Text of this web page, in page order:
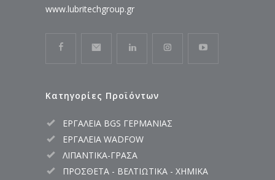
www.lubritechgroup.gr
Κατηγορίες Προϊόντων
ΕΡΓΑΛΕΙΑ BGS ΓΕΡΜΑΝΙΑΣ
ΕΡΓΑΛΕΙΑ WADFOW
ΛΙΠΑΝΤΙΚΑ-ΓΡΑΣΑ
ΠΡΟΣΘΕΤΑ - ΒΕΛΤΙΩΤΙΚΑ - ΧΗΜΙΚΑ